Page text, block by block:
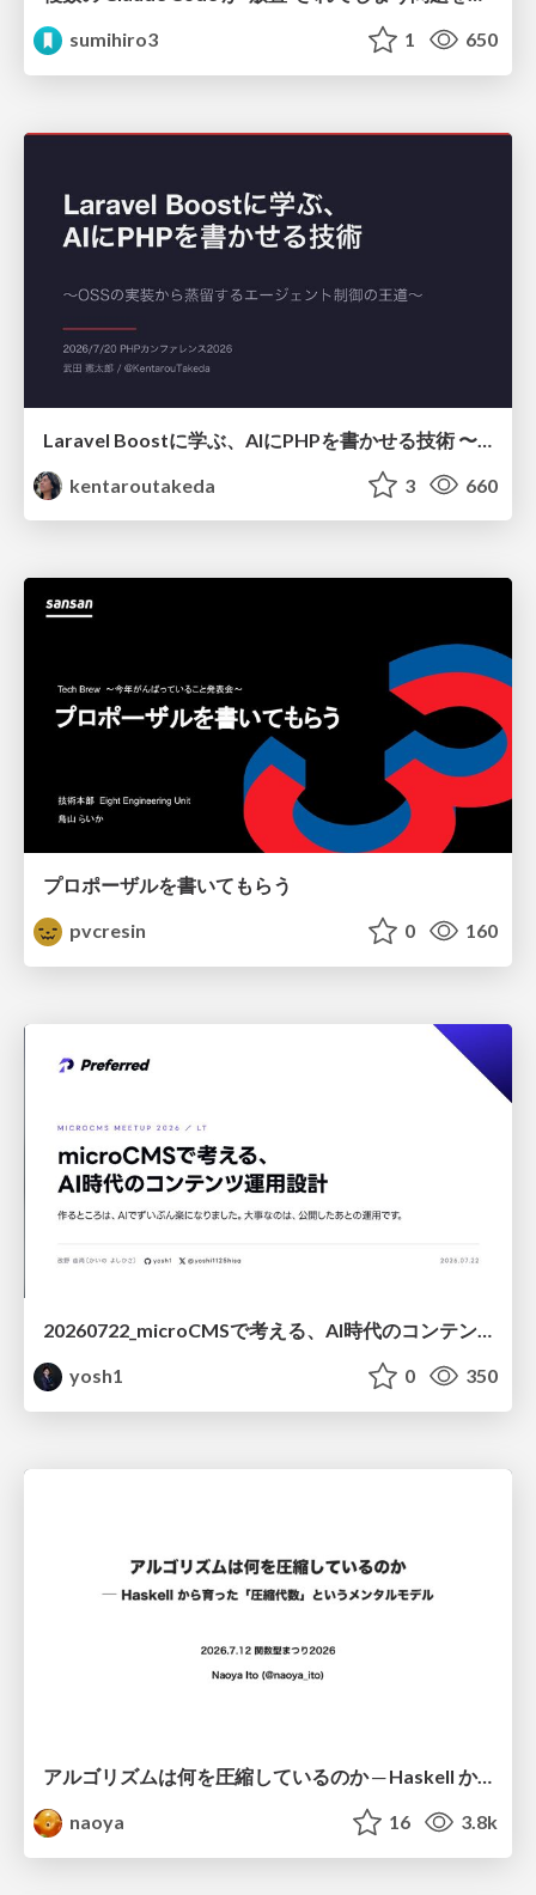
sumihiro3
1 650
kentaroutakeda
3 660
プロポーザルを書いてもらう
pvcresin
0 160
20260722_microCMSで考える、AI時代のコンテンツ運用設計
yosh1
0 350
アルゴリズムは何を圧縮しているのか ─ Haskell から育った「圧縮代数」というメンタルモデル
naoya
16 3.8k